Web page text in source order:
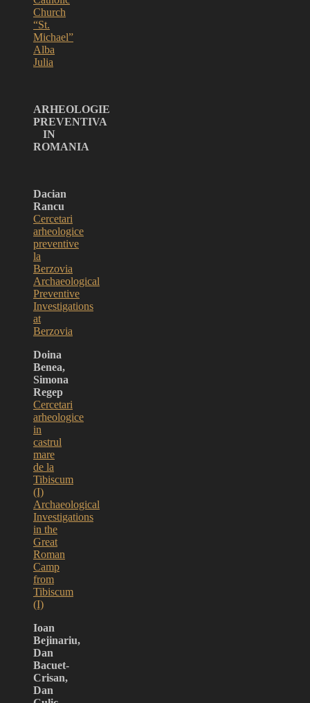
Church
“St.
Michael”
Alba
Julia
ARHEOLOGIE
PREVENTIVA
IN
ROMANIA
Dacian
Rancu
Cercetari
arheologice
preventive
la
Berzovia
Archaeological
Preventive
Investigations
at
Berzovia
Doina
Benea,
Simona
Regep
Cercetari
arheologice
in
castrul
mare
de la
Tibiscum
(I)
Archaeological
Investigations
in the
Great
Roman
Camp
from
Tibiscum
(I)
Ioan
Bejinariu,
Dan
Bacuet-
Crisan,
Dan